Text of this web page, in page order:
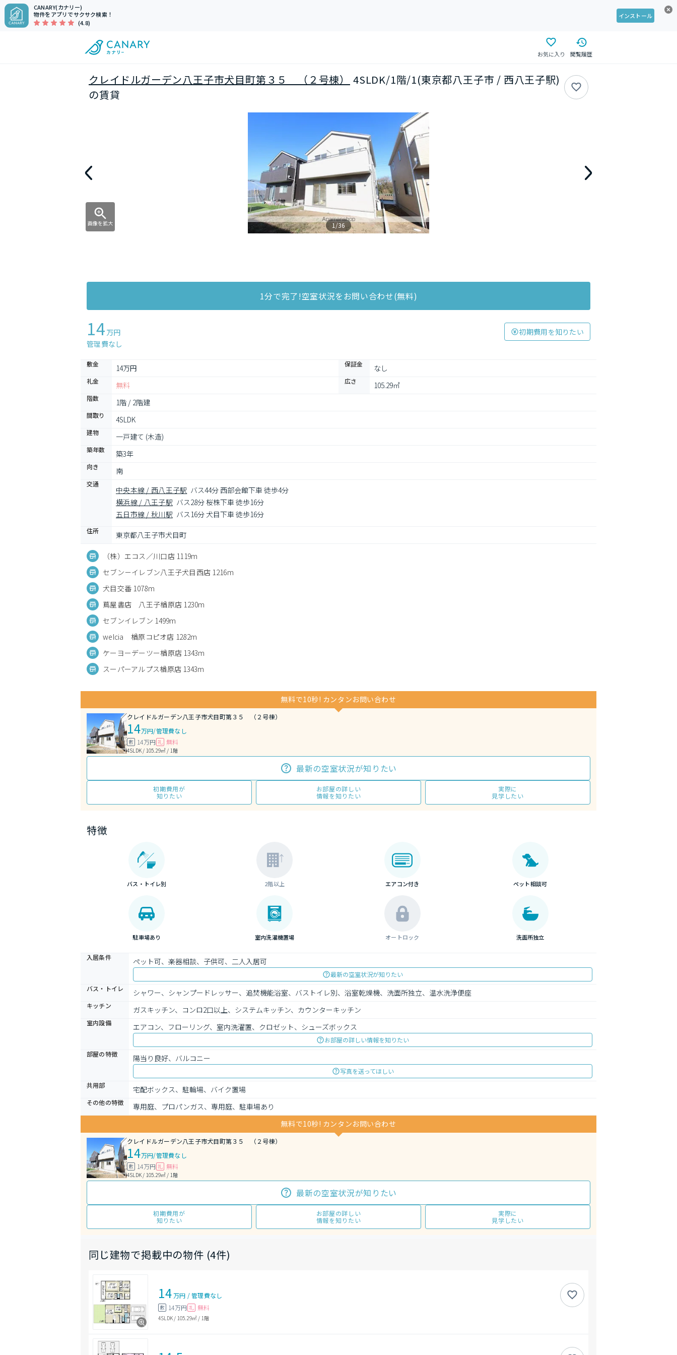
CANARY(カナリー)
物件をアプリでサクサク検索！
(4.8)
インストール
お気に入り 閲覧履歴
クレイドルガーデン八王子市犬目町第３５ （２号棟）
4SLDK/1階/1(東京都八王子市 / 西八王子駅)
の賃貸
画像を拡大 1/36
1分で完了!空室状況をお問い合わせ(無料)
14 万円
管理費なし
初期費用を知りたい
敷金 14万円 保証金 なし
礼金 無料 広さ 105.29㎡
階数 1階 / 2階建
間取り 4SLDK
建物 一戸建て (木造)
築年数 築3年
向き 南
交通
中央本線 / 西八王子駅 バス44分 西部会館下車 徒歩4分
横浜線 / 八王子駅 バス28分 桜株下車 徒歩16分
五日市線 / 秋川駅 バス16分 犬目下車 徒歩16分
住所 東京都八王子市犬目町
（株）エコス／川口店 1119m
セブン－イレブン八王子犬目西店 1216m
犬目交番 1078m
蔦屋書店 八王子楢原店 1230m
セブンイレブン 1499m
welcia 楢原コピオ店 1282m
ケーヨーデーツー楢原店 1343m
スーパーアルプス楢原店 1343m
無料で10秒! カンタンお問い合わせ
クレイドルガーデン八王子市犬目町第３５ （２号棟）
14万円/管理費なし
敷 14万円 礼 無料
4SLDK / 105.29㎡ / 1階
最新の空室状況が知りたい
初期費用が
知りたい
お部屋の詳しい
情報を知りたい
実際に
見学したい
特徴
バス・トイレ別 2階以上 エアコン付き ペット相談可
駐車場あり 室内洗濯機置場 オートロック 洗面所独立
入居条件 ペット可、楽器相談、子供可、二人入居可
最新の空室状況が知りたい
バス・トイレ
シャワー、シャンプードレッサー、追焚機能浴室、バストイレ別、浴室乾燥機、洗面所独立、温水洗浄便座
キッチン ガスキッチン、コンロ2口以上、システムキッチン、カウンターキッチン
室内設備 エアコン、フローリング、室内洗濯置、クロゼット、シューズボックス
お部屋の詳しい情報を知りたい
部屋の特徴
陽当り良好、バルコニー
写真を送ってほしい
共用部
宅配ボックス、駐輪場、バイク置場
その他の特徴
専用庭、プロパンガス、専用庭、駐車場あり
無料で10秒! カンタンお問い合わせ
クレイドルガーデン八王子市犬目町第３５ （２号棟）
14万円/管理費なし
敷 14万円 礼 無料
4SLDK / 105.29㎡ / 1階
最新の空室状況が知りたい
初期費用が
知りたい
お部屋の詳しい
情報を知りたい
実際に
見学したい
同じ建物で掲載中の物件 (4件)
14万円 /管理費なし
敷 14万円 礼 無料
4SLDK / 105.29㎡ / 1階